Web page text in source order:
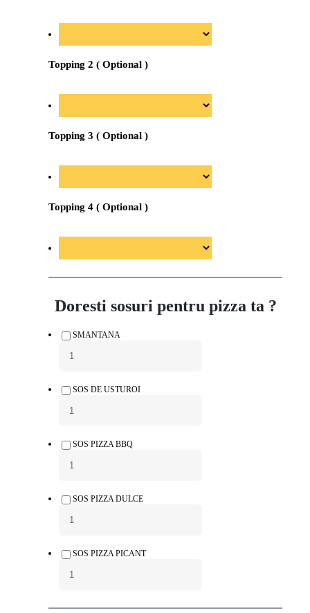
Topping 2 ( Optional )
Topping 3 ( Optional )
Topping 4 ( Optional )
Doresti sosuri pentru pizza ta ?
SMANTANA
SOS DE USTUROI
SOS PIZZA BBQ
SOS PIZZA DULCE
SOS PIZZA PICANT